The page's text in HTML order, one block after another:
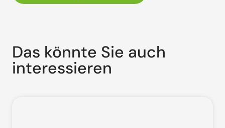
Das könnte Sie auch
interessieren